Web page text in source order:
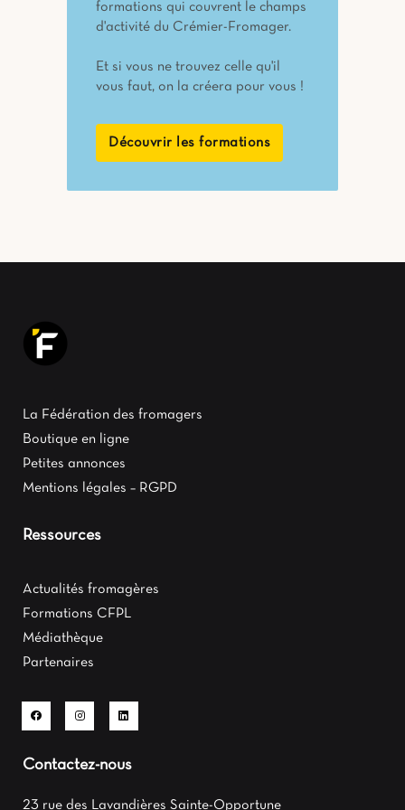
formations qui couvrent le champs
d'activité du Crémier-Fromager.
Et si vous ne trouvez celle qu'il
vous faut, on la créera pour vous !
Découvrir les formations
La Fédération des fromagers
Boutique en ligne
Petites annonces
Mentions légales – RGPD
Ressources
Actualités fromagères
Formations CFPL
Médiathèque
Partenaires
Contactez-nous
23 rue des Lavandières Sainte-Opportune